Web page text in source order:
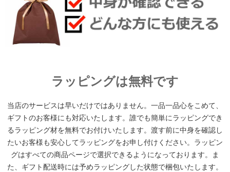
ラッピングは無料です
当店のサービスは早いだけではありません。一品一品心をこめて、
ギフトのお客様にも対応いたします。誰でも簡単にラッピングでき
るラッピング材を無料でお付けいたします。渡す前に中身を確認し
たいお客様も安心してラッピングをお申し付けください。ラッピン
グはすべての商品ページで選択できるようになっております。ま
た、ギフト配送時には予めラッピングした状態で梱包いたします。